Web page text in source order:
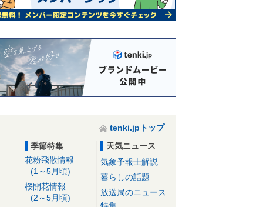
tenki.jpトップ
季節特集
花粉飛散情報
(1～5月頃)
桜開花情報
(2～5月頃)
天気ニュース
気象予報士解説
暮らしの話題
放送局のニュース